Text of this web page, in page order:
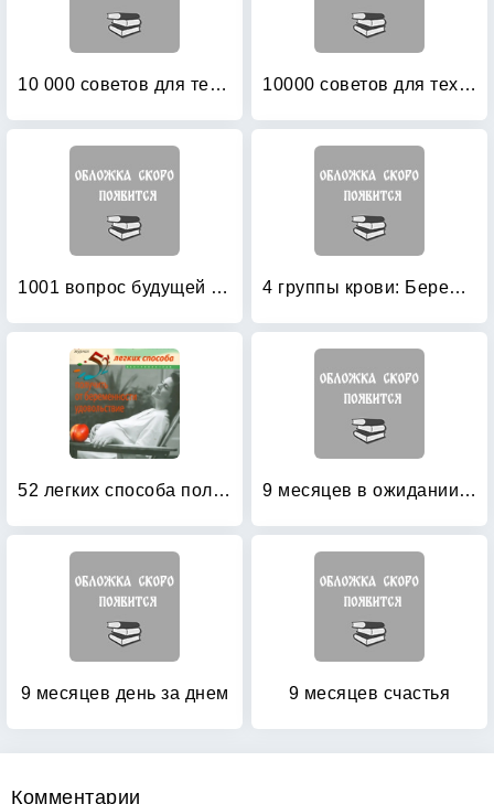
10 000 советов для тех, кто ждет ребенка 10000 советов для тех, кто ждет ребенка
1001 вопрос будущей мамы 4 группы крови: Беременность и здоровье женщины
52 легких способа получить от беременности удовольствие: Рожаем здорового ребенка 9 месяцев в ожидании малыша: Неделя за неделей
9 месяцев день за днем 9 месяцев счастья
Комментарии